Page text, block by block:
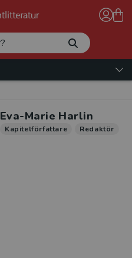
Eva-Marie Harlin
Kapitelförfattare Redaktör